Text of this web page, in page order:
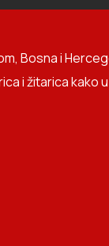
Bosna i
i žitarica kako